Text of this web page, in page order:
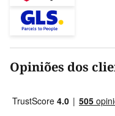
Opiniões dos